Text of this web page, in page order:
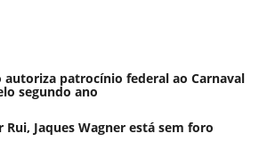
autoriza patrocínio federal ao Carnaval
segundo ano
Rui, Jaques Wagner está sem foro